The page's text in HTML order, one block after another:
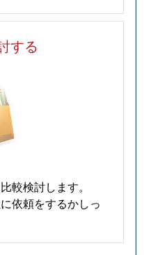
する
較検討します。
依頼をするかしっ